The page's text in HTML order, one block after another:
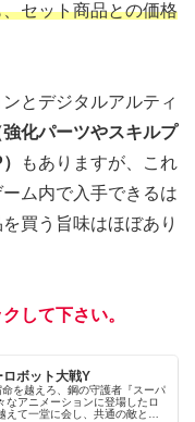
セット商品との価格
とデジタルアルティ
化パーツやスキルプ
もありますが、これ
ム内で入手できるは
買う旨味はほぼあり
して下さい。
ロボット大戦Y
を越えろ、鋼の守護者​『スーパ
なアニメーションに登場したロ
えて一堂に会し、共通の敵と戦